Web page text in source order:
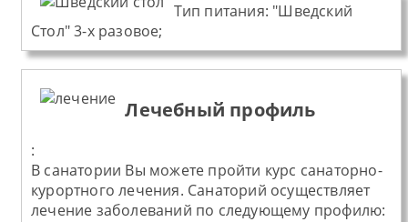
Тип питания: "Шведский
Стол" 3-х разовое;
Лечебный профиль
:
В санатории Вы можете пройти курс санаторно-
курортного лечения. Санаторий осуществляет
лечение заболеваний по следующему профилю: